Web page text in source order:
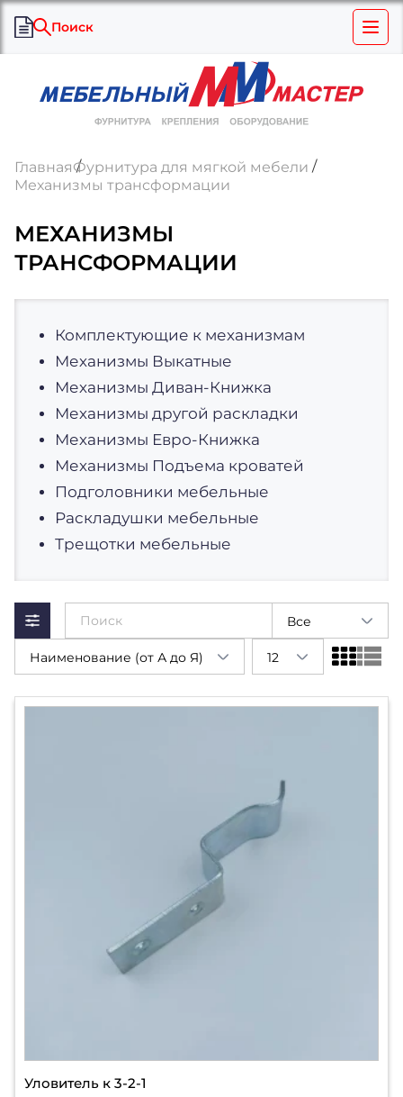
Поиск
ГлавнаяФурнитура для мягкой мебели
Механизмы трансформации
МЕХАНИЗМЫ
ТРАНСФОРМАЦИИ
Комплектующие к механизмам
Механизмы Выкатные
Механизмы Диван-Книжка
Механизмы другой раскладки
Механизмы Евро-Книжка
Механизмы Подъема кроватей
Подголовники мебельные
Раскладушки мебельные
Трещотки мебельные
Все
Наименование (от А до Я) 12
Уловитель к 3-2-1